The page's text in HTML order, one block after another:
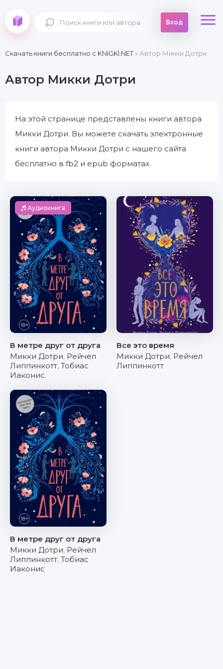
Вход
Скачать книги бесплатно c KNIGKI.NET» Автор Микки Дотри
Автор Микки Дотри
На этой странице представлены книги автора
Микки Дотри. Вы можете скачать электронные
книги автора Микки Дотри с нашего сайта
бесплатно в fb2 и epub форматах.
Аудиокнига
В метре друг от друга
Микки Дотри, Рейчел
Липпинкотт, Тобиас
Иаконис
Все это время
Микки Дотри, Рейчел
Липпинкотт
В метре друг от друга
Микки Дотри, Рейчел
Липпинкотт, Тобиас
Иаконис